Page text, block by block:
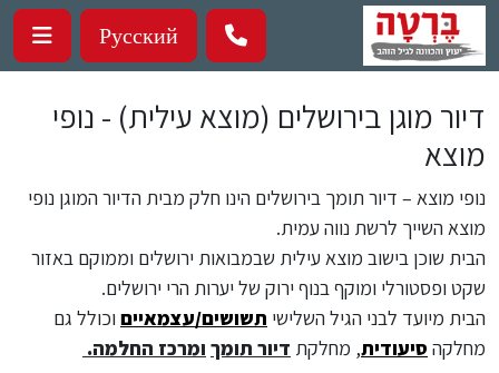
דילוג לתוכן העיקרי
Русский
דיור מוגן בירושלים (מוצא עילית) - נופי
מוצא
נופי מוצא – דיור תומך בירושלים הינו חלק מבית הדיור המוגן נופי
מוצא השייך לרשת נווה עמית.
הבית שוכן בישוב מוצא עילית שבמבואות ירושלים וממוקם באזור
שקט ופסטורלי ומוקף בנוף ירוק של יערות הרי ירושלים.
הבית מיועד לבני הגיל השלישי תשושים/עצמאייםוכולל גם
מחלקה סיעודית, מחלקת דיור תומך ומרכז החלמה.